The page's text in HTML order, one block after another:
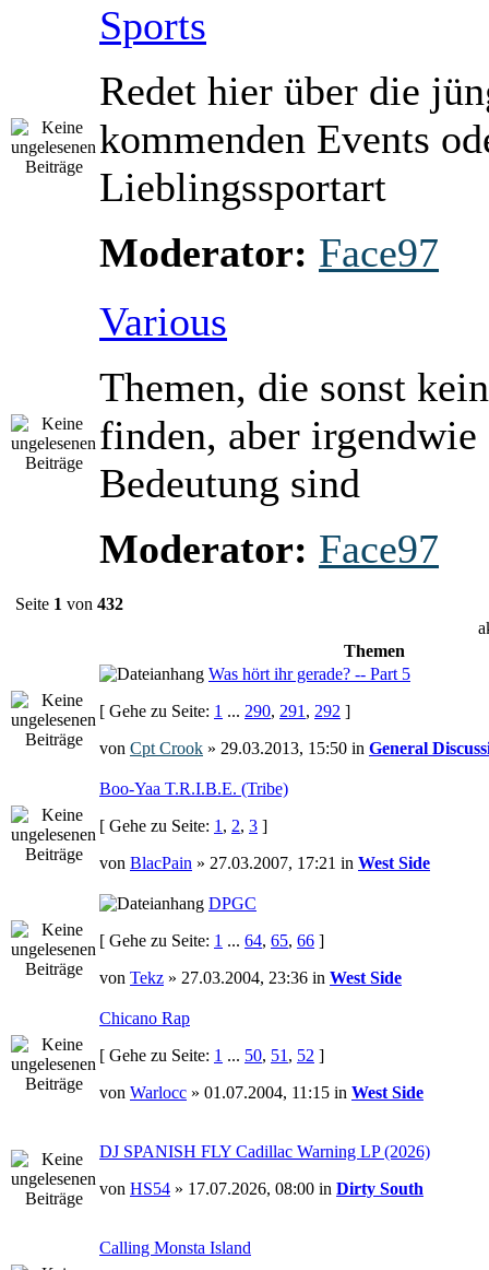
Sports
Redet hier über die
kommenden Events
Lieblingssportart
Moderator: Face97
Various
Themen, die sonst
finden, aber irgendwie
Bedeutung sind
Moderator: Face97
Seite 1 von 432
Themen
Was hört ihr gerade? -- Part 5
[ Gehe zu Seite: 1 ... 290, 291 , 292 ]
von Cpt Crook » 29.03.2013, 15:50 in General
Boo-Yaa T.R.I.B.E. (Tribe)
[ Gehe zu Seite: 1 , 2, 3 ]
von BlacPain » 27.03.2007, 17:21 in West Side
DPGC
[ Gehe zu Seite: 1 ... 64, 65, 66 ]
von Tekz » 27.03.2004, 23:36 in West Side
Chicano Rap
[ Gehe zu Seite: 1 ... 50, 51 , 52 ]
von Warlocc » 01.07.2004, 11:15 in West Side
DJ SPANISH FLY Cadillac Warning LP (2026)
von HS54 » 17.07.2026, 08:00 in Dirty South
Calling Monsta Island